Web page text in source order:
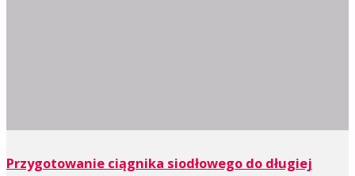
Przygotowanie ciągnika siodłowego do długiej